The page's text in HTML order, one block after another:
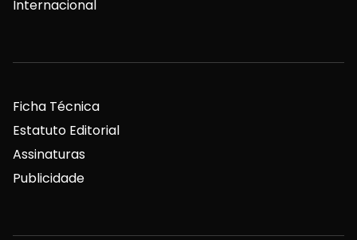
Internacional
Ficha Técnica
Estatuto Editorial
Assinaturas
Publicidade